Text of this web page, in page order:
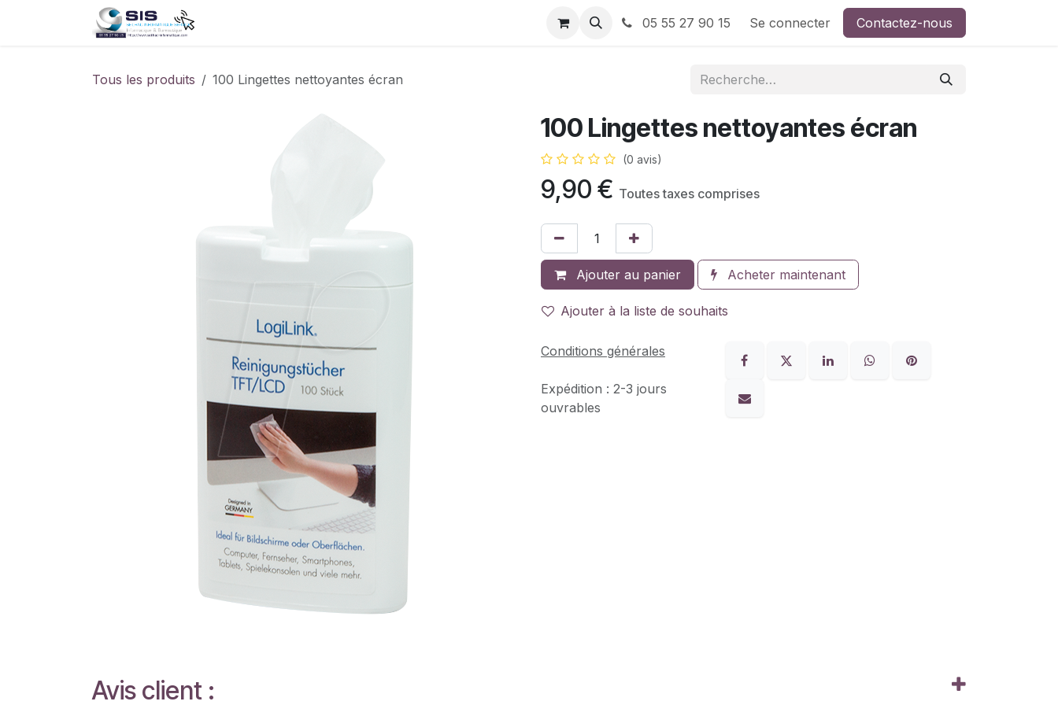
Se rendre au contenu
Nos Bons plans 05 55 27 90 15 Se connecter Contactez-nous
Tous les produits 100 Lingettes nettoyantes écran
100 Lingettes nettoyantes écran
(0 avis)
9,90 € Toutes taxes comprises
Ajouter au panier Acheter maintenant
Ajouter à la liste de souhaits
Conditions générales
Expédition : 2-3 jours
ouvrables
Avis client :